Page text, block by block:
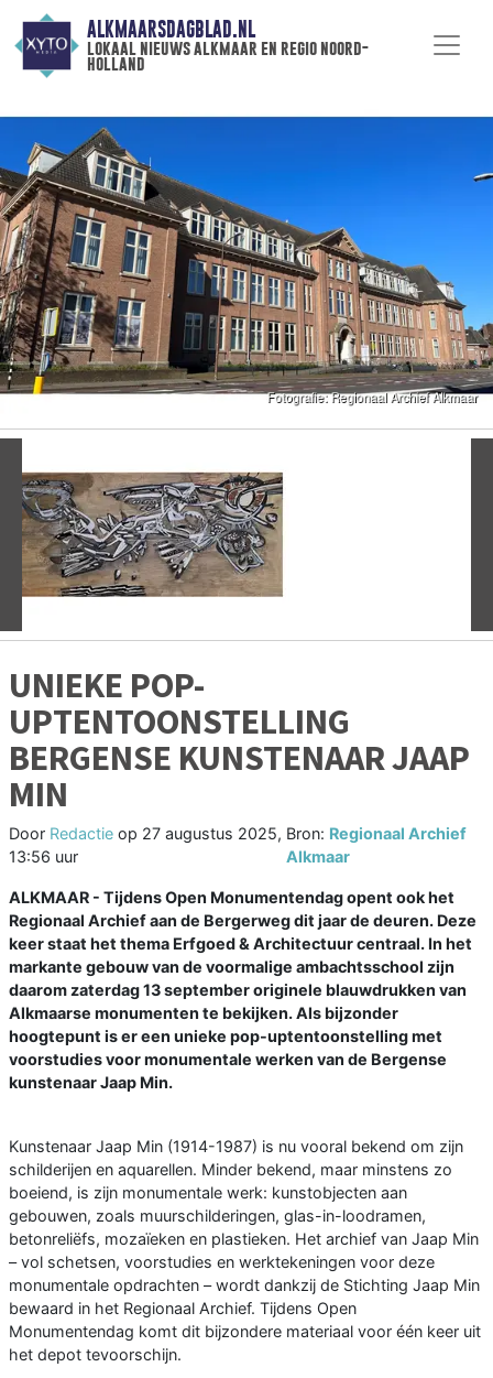
ALKMAARSDAGBLAD.NL
lokaal nieuws alkmaar en regio noord-
holland
Vorige
UNIEKE POP-
UPTENTOONSTELLING
BERGENSE KUNSTENAAR JAAP
MIN
Door Redactie op 27 augustus 2025,
13:56 uur
Bron: Regionaal Archief
Alkmaar
ALKMAAR - Tijdens Open Monumentendag opent ook het
Regionaal Archief aan de Bergerweg dit jaar de deuren. Deze
keer staat het thema Erfgoed & Architectuur centraal. In het
markante gebouw van de voormalige ambachtsschool zijn
daarom zaterdag 13 september originele blauwdrukken van
Alkmaarse monumenten te bekijken. Als bijzonder
hoogtepunt is er een unieke pop-uptentoonstelling met
voorstudies voor monumentale werken van de Bergense
kunstenaar Jaap Min.
Kunstenaar Jaap Min (1914-1987) is nu vooral bekend om zijn
schilderijen en aquarellen. Minder bekend, maar minstens zo
boeiend, is zijn monumentale werk: kunstobjecten aan
gebouwen, zoals muurschilderingen, glas-in-loodramen,
betonreliëfs, mozaïeken en plastieken. Het archief van Jaap Min
– vol schetsen, voorstudies en werktekeningen voor deze
monumentale opdrachten – wordt dankzij de Stichting Jaap Min
bewaard in het Regionaal Archief. Tijdens Open
Monumentendag komt dit bijzondere materiaal voor één keer uit
het depot tevoorschijn.